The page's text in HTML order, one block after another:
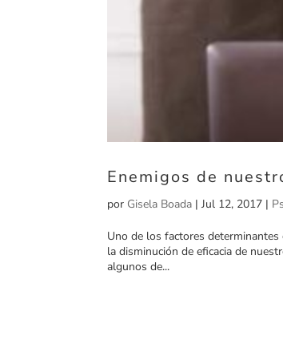
Enemigos de
por Gisela Boada |Jul 12, 2017 |
Uno de los factores
la disminución de eficacia de
algunos de...